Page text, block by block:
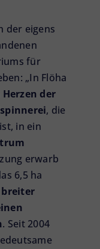
der eigens
für
„In Flöha
der
, die
in ein
erwarb
6,5 ha
. Seit 2004